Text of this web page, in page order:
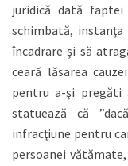
juridică dată
schimbată, instanţa
încadrare şi să
ceară lăsarea
pentru a-şi pregăti
statuează că
infracţiune pentru
persoanei